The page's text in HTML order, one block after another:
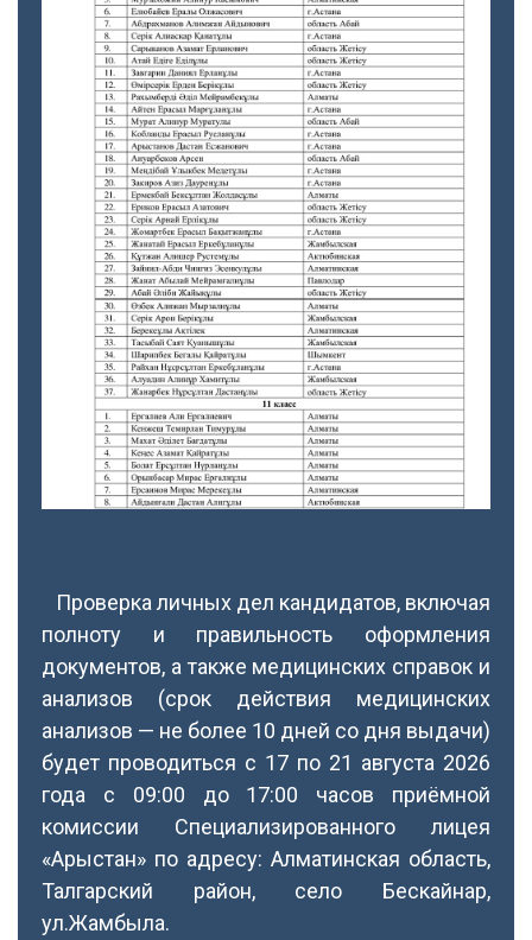
Проверка личных дел кандидатов, включая
полноту и правильность оформления
документов, а также медицинских справок и
анализов (срок действия медицинских
анализов — не более 10 дней со дня выдачи)
будет проводиться с 17 по 21 августа 2026
года с 09:00 до 17:00 часов приёмной
комиссии Специализированного лицея
«Арыстан» по адресу: Алматинская область,
Талгарский район, село Бескайнар,
ул.Жамбыла.